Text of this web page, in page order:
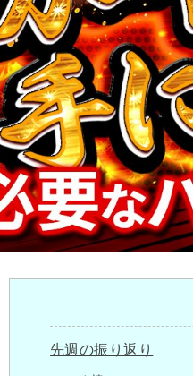
先週の振り返り